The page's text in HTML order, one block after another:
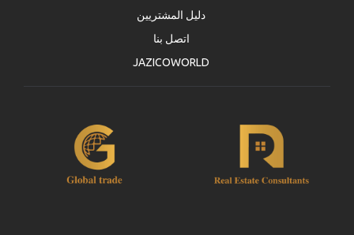
دليل المشتريين
اتصل بنا
JAZICOWORLD